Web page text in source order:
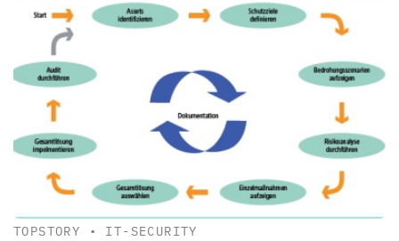
TOPSTORY • IT-SECURITY